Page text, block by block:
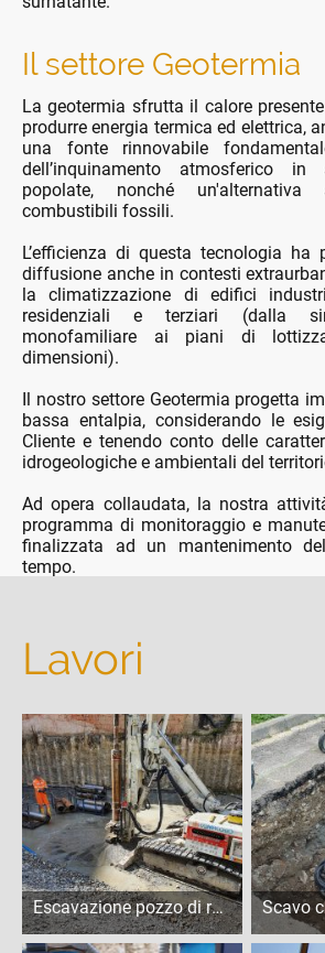
Il settore Geotermia
La geotermia sfrutta il calore
produrre energia termica ed elettrica,
una fonte rinnovabile
dell’inquinamento atmosferico in
popolate, nonché
combustibili fossili.
L’efficienza di questa tecnologia ha
diffusione anche in contesti
la climatizzazione di edifici
residenziali e terziari (dalla
monofamiliare ai piani di
dimensioni).
Il nostro settore Geotermia progetta
bassa entalpia, considerando le
Cliente e tenendo conto delle
idrogeologiche e ambientali del
Ad opera collaudata, la nostra
programma di monitoraggio e
finalizzata ad un mantenimento
tempo.
Lavori
Escavazione pozzo di resa - Milano